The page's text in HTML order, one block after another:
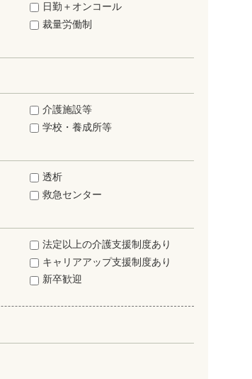
日勤＋オンコール
裁量労働制
介護施設等
学校・養成所等
透析
救急センター
法定以上の介護支援制度あり
キャリアアップ支援制度あり
新卒歓迎